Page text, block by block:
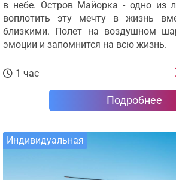
в небе. Остров Майорка - одно из
воплотить эту мечту в жизнь
близкими. Полет на воздушном
эмоции и запомнится на всю жизнь.
1 час
Подробнее
Индивидуальная